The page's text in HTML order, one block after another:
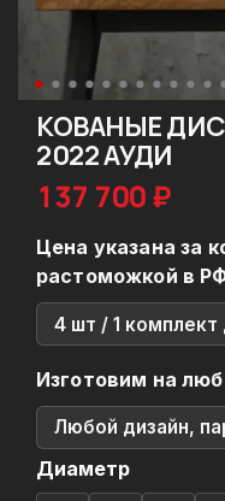
КОВАНЫЕ
2022 АУДИ
137 700 ₽
Цена указана за
растоможкой в
4 шт / 1 комплект
Изготовим на
Любой дизайн,
Диаметр